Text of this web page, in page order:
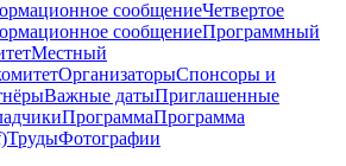
сообщениеЧетвертое
сообщениеПрограммный
Местный
ОрганизаторыСпонсоры и
Важные датыПриглашенные
ПрограммаПрограмма
ТрудыФотографии